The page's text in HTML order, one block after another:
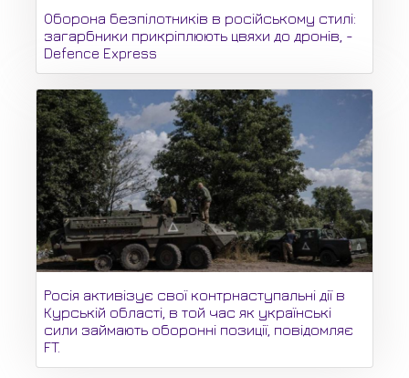
Оборона безпілотників в російському стилі:
загарбники прикріплюють цвяхи до дронів, -
Defence Express
Росія активізує свої контрнаступальні дії в
Курській області, в той час як українські
сили займають оборонні позиції, повідомляє
FT.